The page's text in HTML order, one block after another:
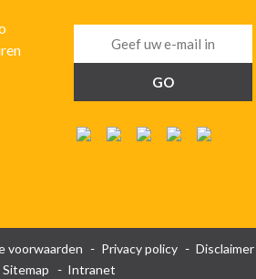
voorwaarden Privacy policy
Disclaimer
Sitemap
Intranet